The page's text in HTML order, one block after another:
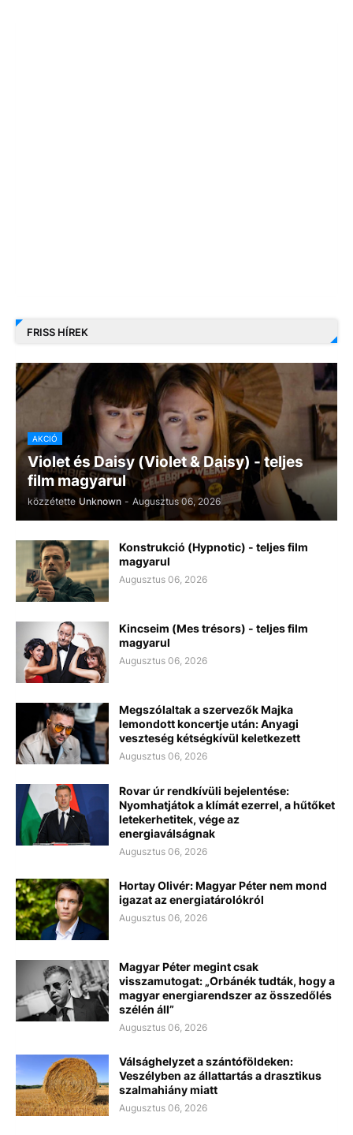
FRISS HÍREK
AKCIÓ
Violet és Daisy (Violet & Daisy) - teljes
film magyarul
közzétette Unknown - Augusztus 06, 2026
Konstrukció (Hypnotic) - teljes film
magyarul
Augusztus 06, 2026
Kincseim (Mes trésors) - teljes film
magyarul
Augusztus 06, 2026
Megszólaltak a szervezők Majka
lemondott koncertje után: Anyagi
veszteség kétségkívül keletkezett
Augusztus 06, 2026
Rovar úr rendkívüli bejelentése:
Nyomhatjátok a klímát ezerrel, a hűtőket
letekerhetitek, vége az
energiaválságnak
Augusztus 06, 2026
Hortay Olivér: Magyar Péter nem mond
igazat az energiatárolókról
Augusztus 06, 2026
Magyar Péter megint csak
visszamutogat: „Orbánék tudták, hogy a
magyar energiarendszer az összedőlés
szélén áll”
Augusztus 06, 2026
Válsághelyzet a szántóföldeken:
Veszélyben az állattartás a drasztikus
szalmahiány miatt
Augusztus 06, 2026